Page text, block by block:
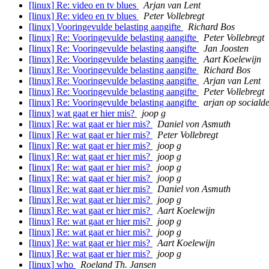
[linux] Re: video en tv blues
Arjan van Lent
[linux] Re: video en tv blues
Peter Vollebregt
[linux] Vooringevulde belasting aangifte
Richard Bos
[linux] Re: Vooringevulde belasting aangifte
Peter Vollebregt
[linux] Re: Vooringevulde belasting aangifte
Jan Joosten
[linux] Re: Vooringevulde belasting aangifte
Aart Koelewijn
[linux] Re: Vooringevulde belasting aangifte
Richard Bos
[linux] Re: Vooringevulde belasting aangifte
Arjan van Lent
[linux] Re: Vooringevulde belasting aangifte
Peter Vollebregt
[linux] Re: Vooringevulde belasting aangifte
arjan op
[linux] wat gaat er hier mis?
joop g
[linux] Re: wat gaat er hier mis?
Daniel von Asmuth
[linux] Re: wat gaat er hier mis?
Peter Vollebregt
[linux] Re: wat gaat er hier mis?
joop g
[linux] Re: wat gaat er hier mis?
joop g
[linux] Re: wat gaat er hier mis?
joop g
[linux] Re: wat gaat er hier mis?
joop g
[linux] Re: wat gaat er hier mis?
Daniel von Asmuth
[linux] Re: wat gaat er hier mis?
joop g
[linux] Re: wat gaat er hier mis?
Aart Koelewijn
[linux] Re: wat gaat er hier mis?
joop g
[linux] Re: wat gaat er hier mis?
joop g
[linux] Re: wat gaat er hier mis?
Aart Koelewijn
[linux] Re: wat gaat er hier mis?
joop g
[linux] who
Roeland Th. Jansen